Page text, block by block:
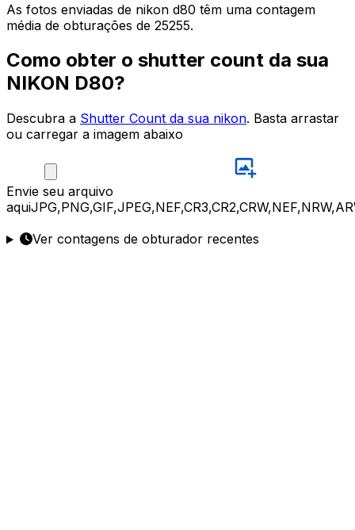
As fotos enviadas de nikon d80 têm uma contagem
média de obturações de 25255.
Como obter o shutter count da sua
NIKON D80?
Descubra a Shutter Count da sua nikon. Basta arrastar
ou carregar a imagem abaixo
Envie seu arquivo
aqui
Ver contagens de obturador recentes